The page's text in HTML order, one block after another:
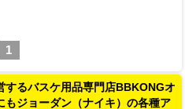
1
するバスケ用品専門店BBKONGオ
もジョーダン（ナイキ）の各種ア